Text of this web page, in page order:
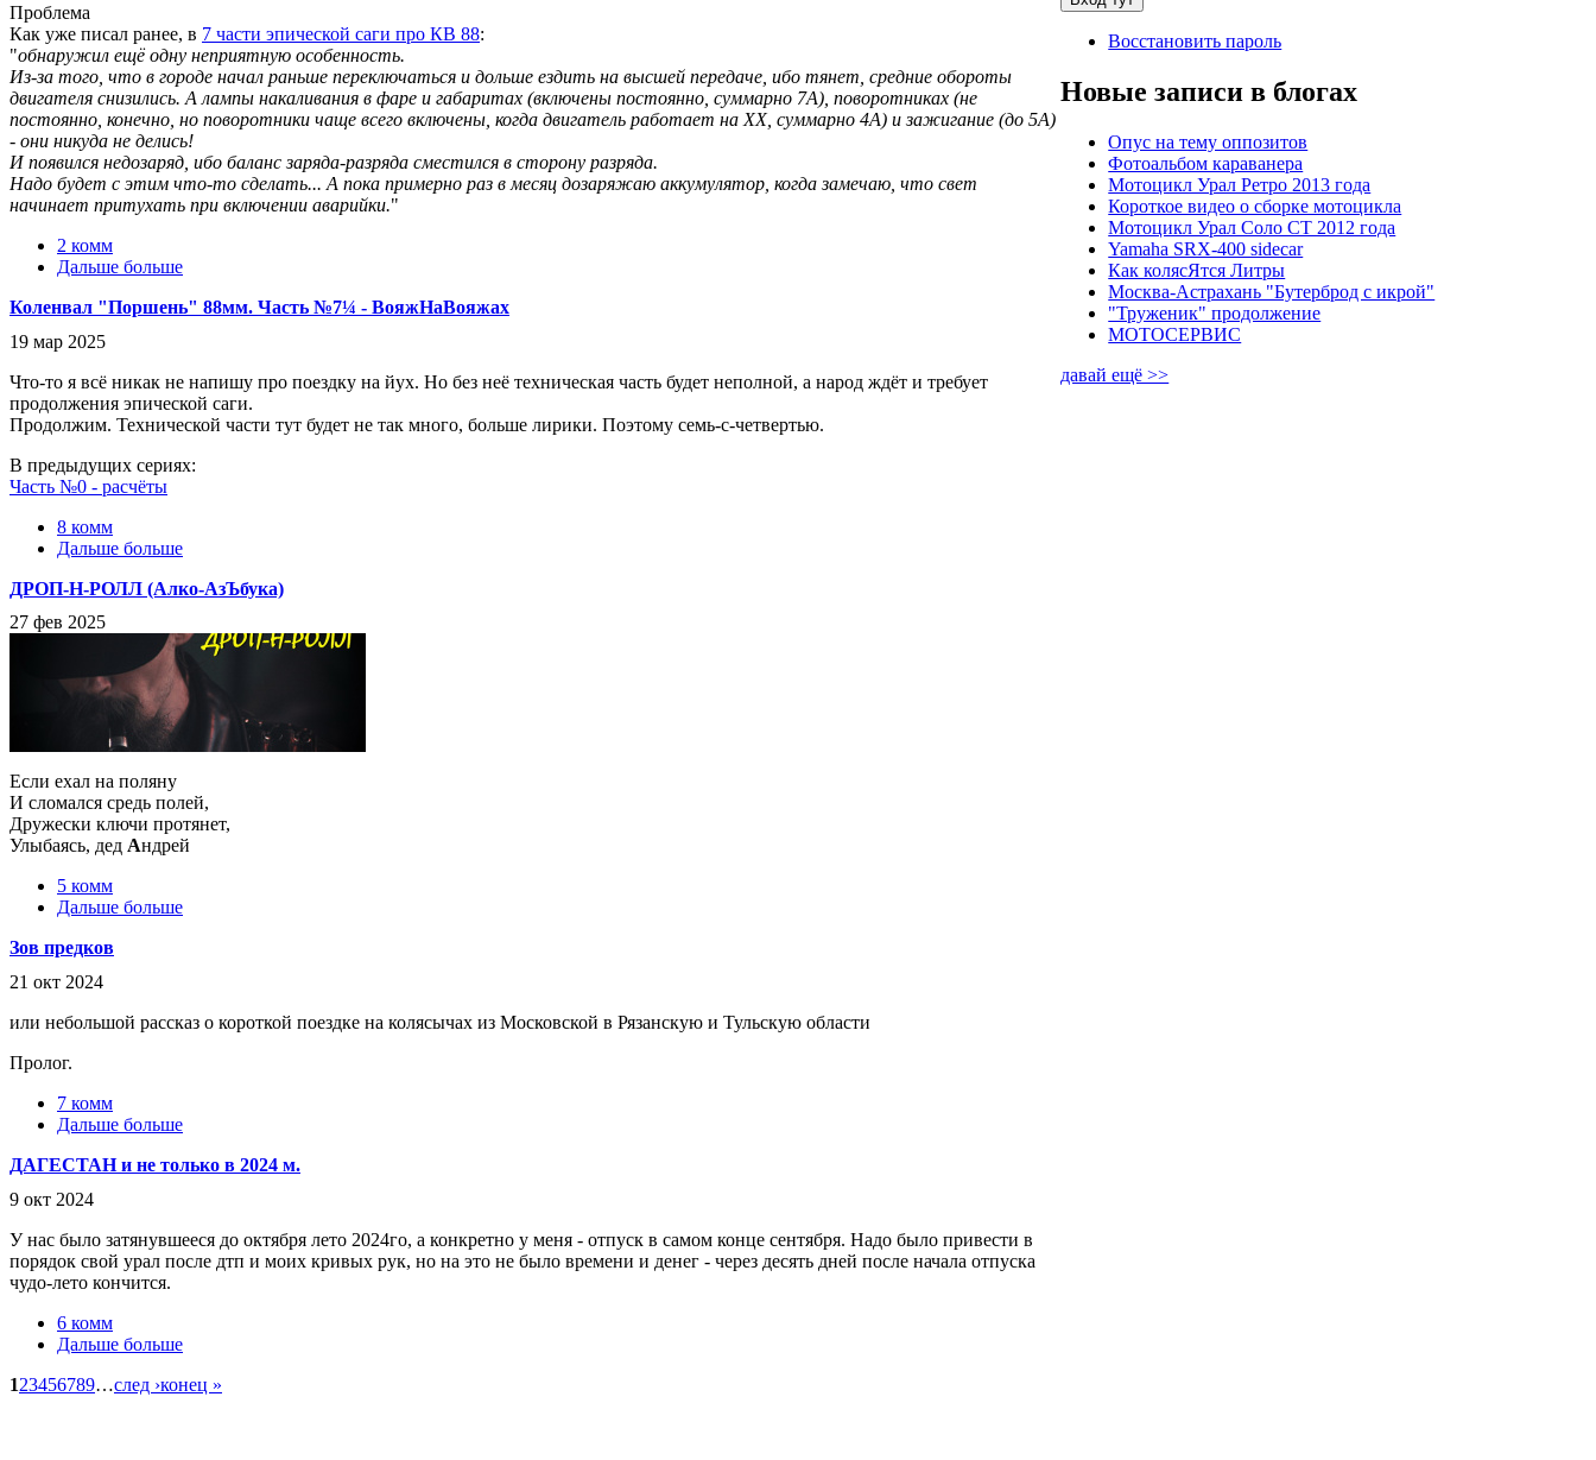
Проблема
Как уже писал ранее, в 7 части эпической саги про КВ 88:
"обнаружил ещё одну неприятную особенность.
Из-за того, что в городе начал раньше переключаться и дольше ездить на высшей передаче, ибо тянет, средние обороты
двигателя снизились. А лампы накаливания в фаре и габаритах (включены постоянно, суммарно 7А), поворотниках (не
постоянно, конечно, но поворотники чаще всего включены, когда двигатель работает на ХХ, суммарно 4А) и зажигание (до 5А)
- они никуда не делись!
И появился недозаряд, ибо баланс заряда-разряда сместился в сторону разряда.
Надо будет с этим что-то сделать... А пока примерно раз в месяц дозаряжаю аккумулятор, когда замечаю, что свет
начинает притухать при включении аварийки."
2 комм
Дальше больше
Коленвал "Поршень" 88мм. Часть №7¼ - ВояжНаВояжах
19 мар 2025
Что-то я всё никак не напишу про поездку на йух. Но без неё техническая часть будет неполной, а народ ждёт и требует
продолжения эпической саги.
Продолжим. Технической части тут будет не так много, больше лирики. Поэтому семь-с-четвертью.
В предыдущих сериях:
Часть №0 - расчёты
8 комм
Дальше больше
ДРОП-Н-РОЛЛ (Алко-АзЪбука)
27 фев 2025
Если ехал на поляну
И сломался средь полей,
Дружески ключи протянет,
Улыбаясь, дед Андрей
5 комм
Дальше больше
Зов предков
21 окт 2024
или небольшой рассказ о короткой поездке на колясычах из Московской в Рязанскую и Тульскую области
Пролог.
7 комм
Дальше больше
ДАГЕСТАН и не только в 2024 м.
9 окт 2024
У нас было затянувшееся до октября лето 2024го, а конкретно у меня - отпуск в самом конце сентября. Надо было привести в
порядок свой урал после дтп и моих кривых рук, но на это не было времени и денег - через десять дней после начала отпуска
чудо-лето кончится.
6 комм
Дальше больше
123456789…след ›конец »
Восстановить пароль
Новые записи в блогах
Опус на тему оппозитов
Фотоальбом караванера
Мотоцикл Урал Ретро 2013 года
Короткое видео о сборке мотоцикла
Мотоцикл Урал Соло СТ 2012 года
Yamaha SRX-400 sidecar
Как колясЯтся Литры
Москва-Астрахань "Бутерброд с икрой"
"Труженик" продолжение
МОТОСЕРВИС
давай ещё >>